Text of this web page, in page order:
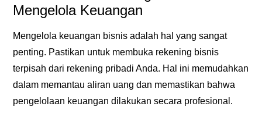
Mengelola Keuangan
Mengelola keuangan bisnis adalah hal yang sangat
penting. Pastikan untuk membuka rekening bisnis
terpisah dari rekening pribadi Anda. Hal ini memudahkan
dalam memantau aliran uang dan memastikan bahwa
pengelolaan keuangan dilakukan secara profesional.